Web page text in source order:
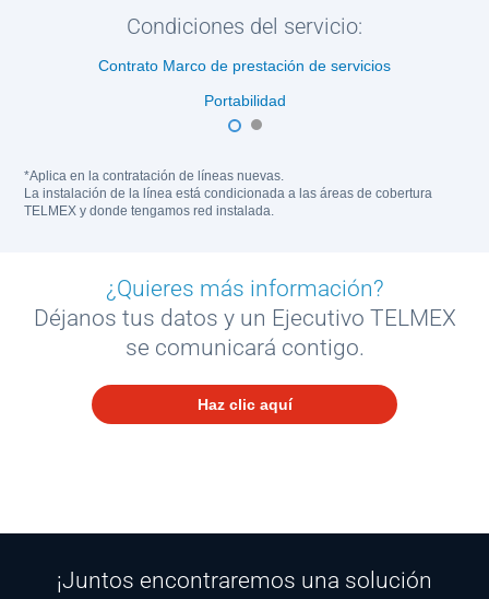
Condiciones del servicio:
Contrato Marco de prestación de servicios
Portabilidad
1
2
*Aplica en la contratación de líneas nuevas.
La instalación de la línea está condicionada a las áreas de cobertura
TELMEX y donde tengamos red instalada.
¿Quieres más información?
Déjanos tus datos y un Ejecutivo TELMEX
se comunicará contigo.
Haz clic aquí
¡Juntos encontraremos una solución